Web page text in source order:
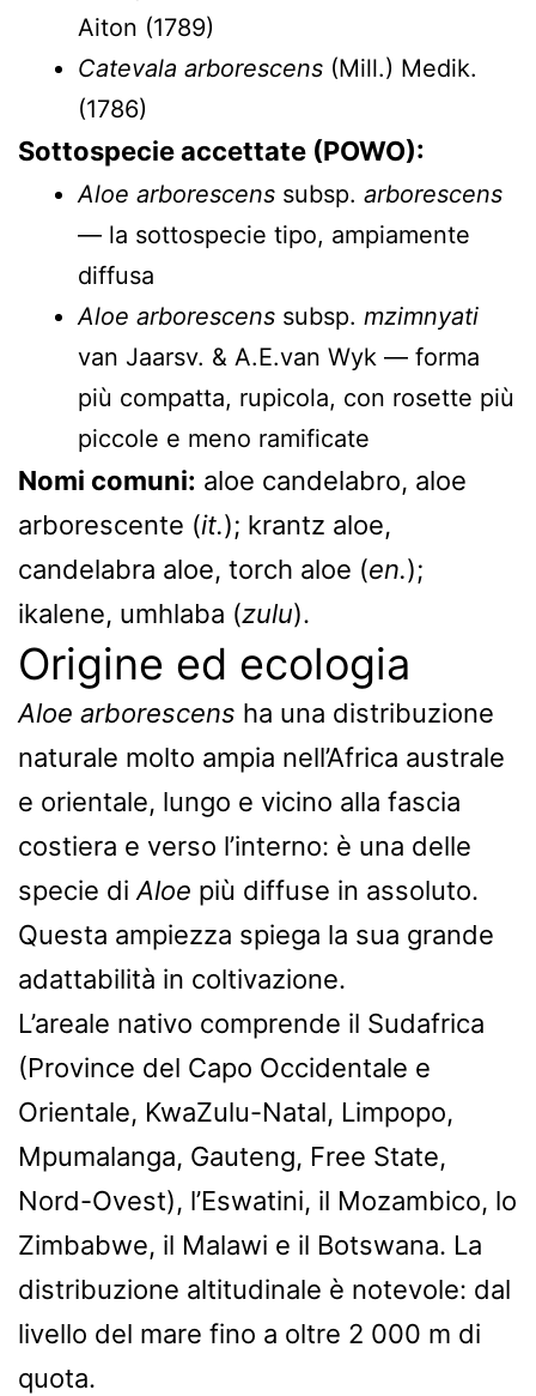
Aiton (1789)
Catevala arborescens (Mill.) Medik.
(1786)
Sottospecie accettate (POWO):
Aloe arborescens subsp. arborescens
— la sottospecie tipo, ampiamente
diffusa
Aloe arborescens subsp. mzimnyati
van Jaarsv. & A.E.van Wyk — forma
più compatta, rupicola, con rosette più
piccole e meno ramificate
Nomi comuni: aloe candelabro, aloe
arborescente (it.); krantz aloe,
candelabra aloe, torch aloe (en.);
ikalene, umhlaba (zulu).
Origine ed ecologia
Aloe arborescens ha una distribuzione
naturale molto ampia nell’Africa australe
e orientale, lungo e vicino alla fascia
costiera e verso l’interno: è una delle
specie di Aloe più diffuse in assoluto.
Questa ampiezza spiega la sua grande
adattabilità in coltivazione.
L’areale nativo comprende il Sudafrica
(Province del Capo Occidentale e
Orientale, KwaZulu-Natal, Limpopo,
Mpumalanga, Gauteng, Free State,
Nord-Ovest), l’Eswatini, il Mozambico, lo
Zimbabwe, il Malawi e il Botswana. La
distribuzione altitudinale è notevole: dal
livello del mare fino a oltre 2 000 m di
quota.